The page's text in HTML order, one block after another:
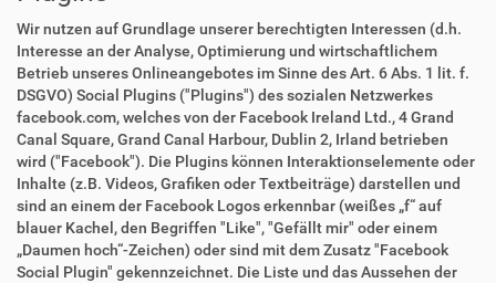
Wir nutzen auf Grundlage unserer berechtigten Interessen (d.h.
Interesse an der Analyse, Optimierung und wirtschaftlichem
Betrieb unseres Onlineangebotes im Sinne des Art. 6 Abs. 1 lit. f.
DSGVO) Social Plugins ("Plugins") des sozialen Netzwerkes
facebook.com, welches von der Facebook Ireland Ltd., 4 Grand
Canal Square, Grand Canal Harbour, Dublin 2, Irland betrieben
wird ("Facebook"). Die Plugins können Interaktionselemente oder
Inhalte (z.B. Videos, Grafiken oder Textbeiträge) darstellen und
sind an einem der Facebook Logos erkennbar (weißes „f“ auf
blauer Kachel, den Begriffen "Like", "Gefällt mir" oder einem
„Daumen hoch“-Zeichen) oder sind mit dem Zusatz "Facebook
Social Plugin" gekennzeichnet. Die Liste und das Aussehen der